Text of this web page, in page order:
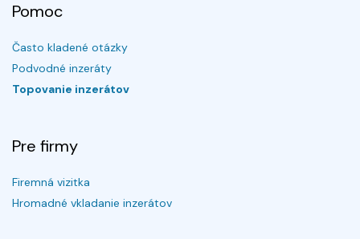
Pomoc
Často kladené otázky
Podvodné inzeráty
Topovanie inzerátov
Pre firmy
Firemná vizitka
Hromadné vkladanie inzerátov